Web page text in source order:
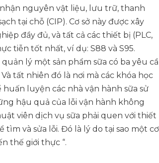
nguyên vật liệu, lưu trữ, thanh
tại chỗ (CIP). Cơ sở này được xây
đầy đủ, và tất cả các thiết bị (PLC,
tiễn tốt nhất, ví dụ: S88 và S95.
lý một sản phẩm sữa có ba yêu
tất nhiên đó là nơi mà các khóa học
luyện các nhà vận hành sữa sử
hậu quả của lỗi vận hành không
viên dịch vụ sữa phải quen với thiết
và sửa lỗi. Đó là lý do tại sao một cơ
thế giới thực “.